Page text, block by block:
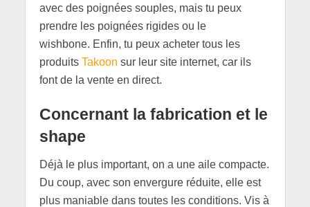
avec des poignées souples, mais tu peux
prendre les poignées rigides ou le
wishbone. Enfin, tu peux acheter tous les
produits Takoon sur leur site internet, car ils
font de la vente en direct.
Concernant la fabrication et le
shape
Déjà le plus important, on a une aile compacte.
Du coup, avec son envergure réduite, elle est
plus maniable dans toutes les conditions. Vis à